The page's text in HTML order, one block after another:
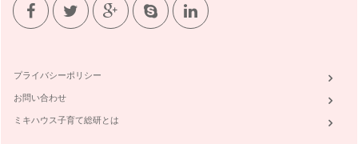
プライバシーポリシー
お問い合わせ
ミキハウス子育て総研とは